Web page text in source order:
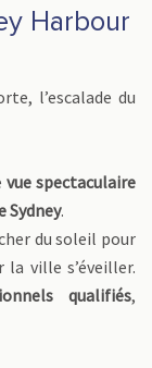
Harbour
l’escalade du
vue spectaculaire
Sydney.
du soleil pour
la ville s’éveiller.
qualifiés,